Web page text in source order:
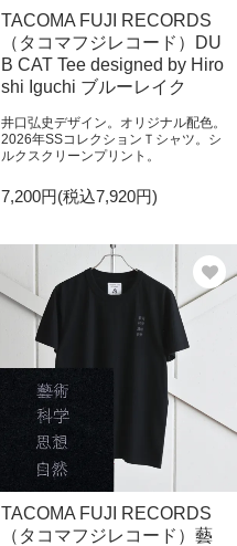
TACOMA FUJI RECORDS
（タコマフジレコード）DU
B CAT Tee designed by Hiro
shi Iguchi ブルーレイク
井口弘史デザイン。オリジナル配色。
2026年SSコレクションＴシャツ。シ
ルクスクリーンプリント。
7,200円(税込7,920円)
TACOMA FUJI RECORDS
（タコマフジレコード）藝